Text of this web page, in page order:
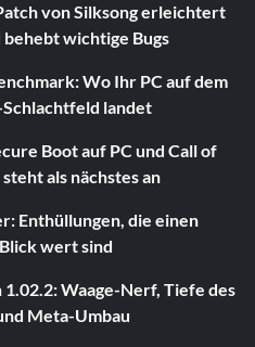
von Silksong erleichtert
wichtige Bugs
Wo Ihr PC auf dem
landet
Boot auf PC und Call of
als nächstes an
Enthüllungen, die einen
wert sind
Waage-Nerf, Tiefe des
Meta-Umbau